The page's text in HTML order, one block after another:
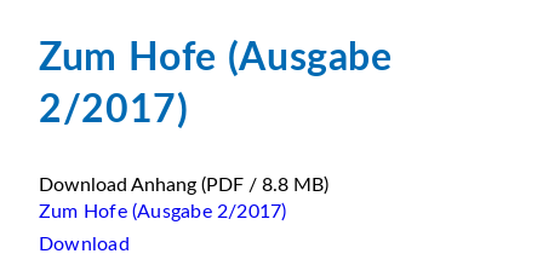
Zum Hofe (Ausgabe
2/2017)
Download Anhang (PDF / 8.8 MB)
Zum Hofe (Ausgabe 2/2017)
Download